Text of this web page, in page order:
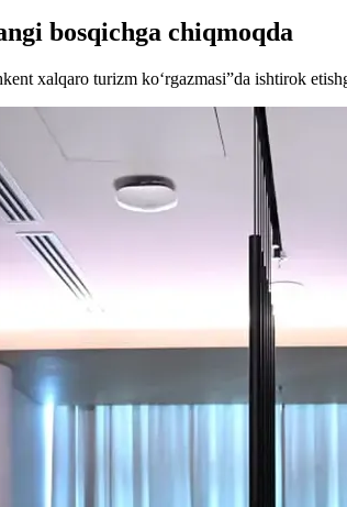
bosqichga chiqmoqda
xalqaro turizm ko‘rgazmasi”da ishtirok